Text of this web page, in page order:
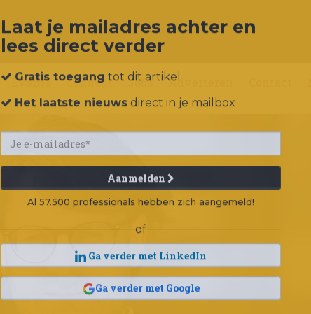
Events Connect Jobs Adverteren
Laat je mailadres achter en
lees direct verder
Het laatste nieuws
of
Ga verder met LinkedIn